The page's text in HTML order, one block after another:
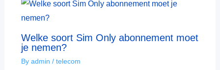
Welke soort Sim Only abonnement moet
je nemen?
By admin / telecom